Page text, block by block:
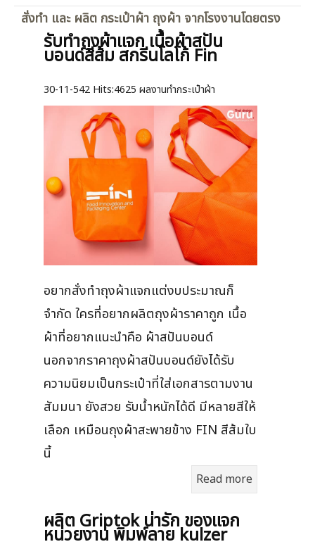
สั่งทำ และ ผลิต กระเป๋าผ้า ถุงผ้า จากโรงงานโดยตรง
รับทำถุงผ้าแจก เนื้อผ้าสปัน
บอนด์สีส้ม สกรีนโลโก้ Fin
30-11-542 Hits:4625 ผลงานทำกระเป๋าผ้า
อยากสั่งทำถุงผ้าแจกแต่งบประมาณก็
จำกัด ใครที่อยากผลิตถุงผ้าราคาถูก เนื้อ
ผ้าที่อยากแนะนำคือ ผ้าสปันบอนด์
นอกจากราคาถุงผ้าสปันบอนด์ยังได้รับ
ความนิยมเป็นกระเป๋าที่ใส่เอกสารตามงาน
สัมมนา ยังสวย รับน้ำหนักได้ดี มีหลายสีให้
เลือก เหมือนถุงผ้าสะพายข้าง FIN สีส้มใบ
นี้
Read more
ผลิต Griptok น่ารัก ของแจก
หน่วยงาน พิมพ์ลาย kulzer